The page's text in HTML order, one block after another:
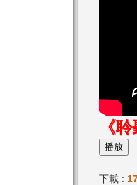
《
下載 :